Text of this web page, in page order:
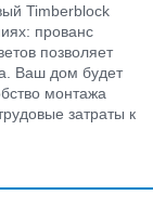
Timberblock
прованс
позволяет
Ваш дом будет
монтажа
затраты к